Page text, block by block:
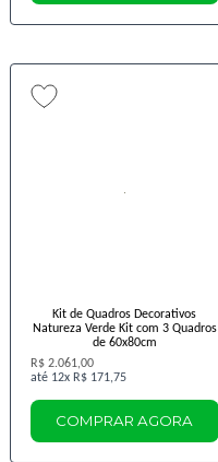
Kit de Quadros Decorativos
Natureza Verde Kit com 3 Quadros
de 60x80cm
R$ 2.061,00
12x R$ 171,75
COMPRAR AGORA